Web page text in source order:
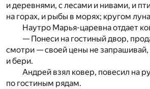
и деревнями, с лесами и нивами, и
на горах, и рыбы в морях; кругом
Наутро Марья-царевна отдает
— Понеси на гостиный двор,
смотри — своей цены не запрашивай,
и бери.
Андрей взял ковер, повесил на
по гостиным рядам.